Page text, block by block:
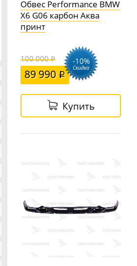
Обвес Performance BMW
X6 G06 карбон Аква
принт
100 000
89 990
-10%
Скидка
Купить